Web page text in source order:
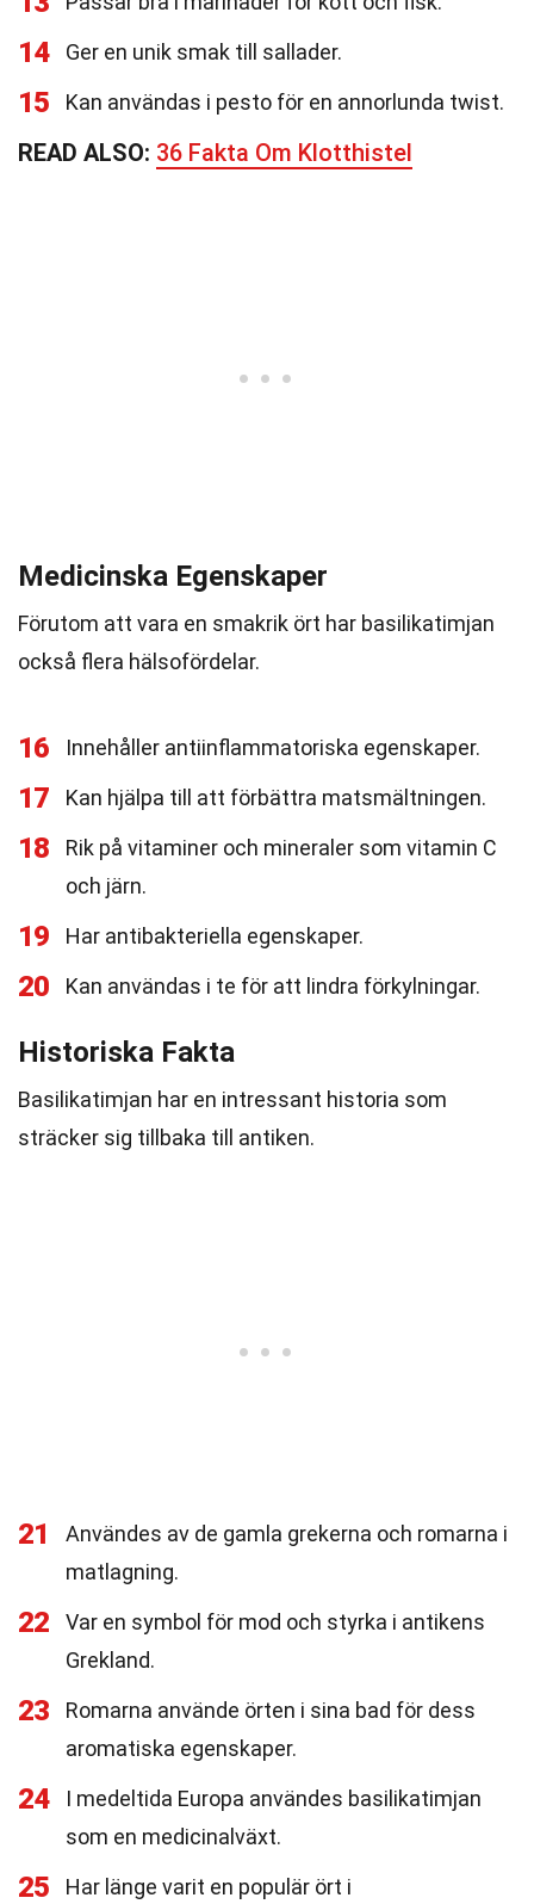
14 Ger en unik smak till sallader.
15 Kan användas i pesto för en annorlunda twist.
READ ALSO: 36 Fakta Om Klotthistel
Medicinska Egenskaper
Förutom att vara en smakrik ört har basilikatimjan
också flera hälsofördelar.
16 Innehåller antiinflammatoriska egenskaper.
17 Kan hjälpa till att förbättra matsmältningen.
18
Rik på vitaminer och mineraler som vitamin C
och järn.
19 Har antibakteriella egenskaper.
20 Kan användas i te för att lindra förkylningar.
Historiska Fakta
Basilikatimjan har en intressant historia som
sträcker sig tillbaka till antiken.
21
Användes av de gamla grekerna och romarna i
matlagning.
22
Var en symbol för mod och styrka i antikens
Grekland.
23
Romarna använde örten i sina bad för dess
aromatiska egenskaper.
24
I medeltida Europa användes basilikatimjan
som en medicinalväxt.
25
Har länge varit en populär ört i